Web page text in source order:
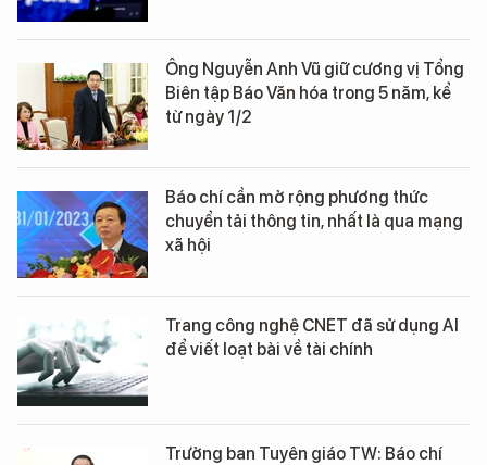
Ông Nguyễn Anh Vũ giữ cương vị Tổng
Biên tập Báo Văn hóa trong 5 năm, kể
từ ngày 1/2
Báo chí cần mở rộng phương thức
chuyển tải thông tin, nhất là qua mạng
xã hội
Trang công nghệ CNET đã sử dụng AI
để viết loạt bài về tài chính
Trưởng ban Tuyên giáo TW: Báo chí